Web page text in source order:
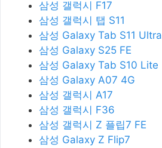
삼성 갤럭시 F17
삼성 갤럭시 탭 S11
삼성 Galaxy Tab S11 Ultra
삼성 Galaxy S25 FE
삼성 Galaxy Tab S10 Lite
삼성 Galaxy A07 4G
삼성 갤럭시 A17
삼성 갤럭시 F36
삼성 갤럭시 Z 플립7 FE
삼성 Galaxy Z Flip7